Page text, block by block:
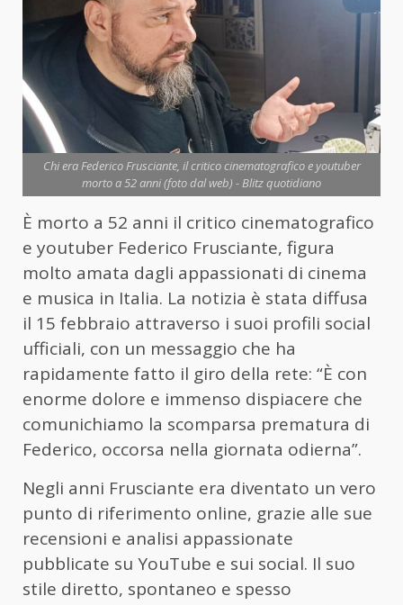
Chi era Federico Frusciante, il critico cinematografico e youtuber
morto a 52 anni (foto dal web) - Blitz quotidiano
È morto a 52 anni il critico cinematografico
e youtuber Federico Frusciante, figura
molto amata dagli appassionati di cinema
e musica in Italia. La notizia è stata diffusa
il 15 febbraio attraverso i suoi profili social
ufficiali, con un messaggio che ha
rapidamente fatto il giro della rete: “È con
enorme dolore e immenso dispiacere che
comunichiamo la scomparsa prematura di
Federico, occorsa nella giornata odierna”.
Negli anni Frusciante era diventato un vero
punto di riferimento online, grazie alle sue
recensioni e analisi appassionate
pubblicate su YouTube e sui social. Il suo
stile diretto, spontaneo e spesso